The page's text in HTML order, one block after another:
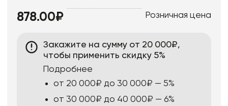
878.00₽ Розничная цена
Закажите на сумму от 20 000₽,
чтобы применить скидку 5%
Подробнее
от 20 000₽ до 30 000₽ — 5%
от 30 000₽ до 40 000₽ — 6%